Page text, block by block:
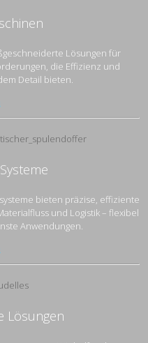
Lösungen für
die Effizienz und
Detail bieten.
bieten präzise, effiziente
und Logistik – flexibel
Anwendungen.
Lösungen